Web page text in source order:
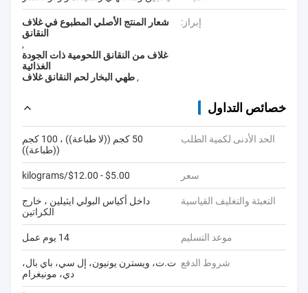
إبراز:
شعار المنتج الأصلي المطبوع في غلاف
النقانق
,
غلاف من النقانق اللحومية ذات الجودة
الغذائية
, طهي البخار لحم النقانق غلاف
خصائص التداول
الحد الأدنى لكمية الطلب
50 كجم ((لا طباعة)) ، 100 كجم
((طباعة))
سعر $5.00 - $12.00/kilograms
التعبئة والتغليف القياسية
داخل أكياس البولي ايثيلين ، خارج
الكراتين
موعد التسليم 14 يوم عمل
شروط الدفع ت.ت، ويسترن يونيون، إل سي، باي بال،
دي، مونيغرام